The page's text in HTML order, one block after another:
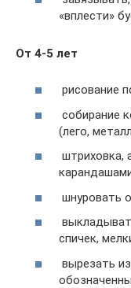
«вплести»
От 4-5 лет
рисование
собирание
(лего,
штриховка,
шнуровать
спичек,
вырезать